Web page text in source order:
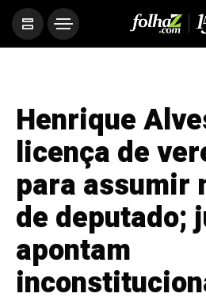
Henrique
licença de
para assumir
de deputado;
apontam